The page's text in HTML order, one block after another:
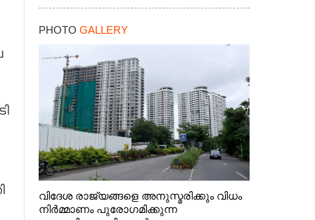
PHOTO GALLERY
വിദേശ രാജ്യങ്ങളെ അനുസ്മരിക്കും വിധം
നിർമ്മാണം പുരോഗമിക്കുന്ന
×